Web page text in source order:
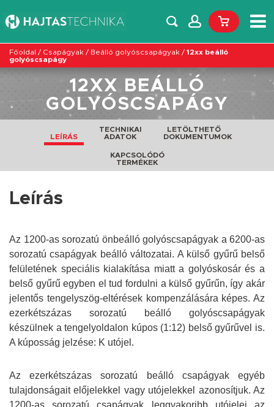
Főoldal / Csapágyak / Beálló golyóscsapágyak / 12xx beálló
golyóscsapágy
12XX BEÁLLÓ
GOLYÓSCSAPÁGY
LEÍRÁS
TECHNIKAI
ADATOK
LETÖLTHETŐ
DOKUMENTUMOK
KAPCSOLÓDÓ
TERMÉKEK
Leírás
Az 1200-as sorozatú önbeálló golyóscsapágyak a 6200-as
sorozatú csapágyak beálló változatai. A külső gyűrű belső
felületének speciális kialakítása miatt a golyóskosár és a
belső gyűrű egyben el tud fordulni a külső gyűrűn, így akár
jelentős tengelyszög-eltérések kompenzálására képes. Az
ezerkétszázas sorozatú beálló golyóscsapágyak
készülnek a tengelyoldalon kúpos (1:12) belső gyűrűvel is.
A kúposság jelzése: K utójel.
Az ezerkétszázas sorozatú beálló csapágyak egyéb
tulajdonságait előjelekkel vagy utójelekkel azonosítjuk. Az
1200-as sorozatú csapágyak leggyakoribb utójelei az